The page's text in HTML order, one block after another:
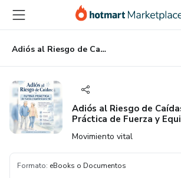
principal
página
de
página
Adiós al Riesgo de Caídas: Rutina Práctica de Fuerza y Equilibrio para +60
Adiós al Riesgo de
Práctica de Fuerza y
Movimiento vital
Formato: eBooks o Documentos